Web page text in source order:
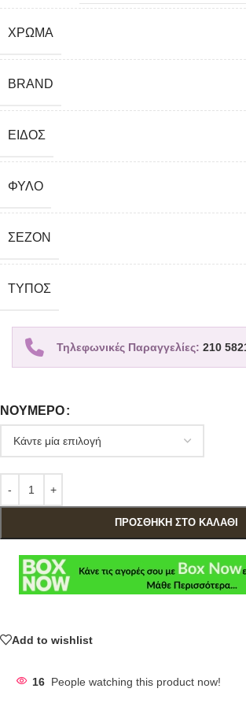
ΧΡΏΜΑ
BRAND
ΕΊΔΟΣ
ΦΎΛΟ
ΣΕΖΌΝ
TΎΠΟΣ
Τηλεφωνικές Παραγγελίες: 210
ΝΟΎΜΕΡΟ
ΠΡΟΣΘΉΚΗ ΣΤΟ ΚΑΛΆΘΙ
Add to wishlist
16 People watching this product now!